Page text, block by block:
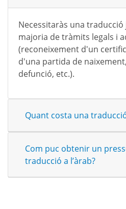
Necessitaràs una
majoria de tràmits legals i
(reconeixement d'un
d'una partida de
defunció, etc.).
Quant costa una
Com puc obtenir un
traducció a l’àrab?